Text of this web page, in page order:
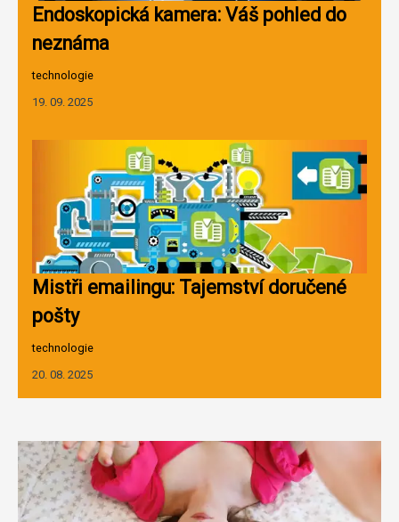
Endoskopická kamera: Váš pohled do
neznáma
technologie
19. 09. 2025
Mistři emailingu: Tajemství doručené
pošty
technologie
20. 08. 2025